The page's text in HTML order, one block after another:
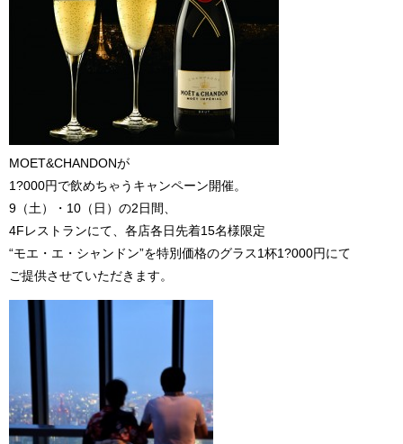
MOET&CHANDONが
1?000円で飲めちゃうキャンペーン開催。
9（土）・10（日）の2日間、
4Fレストランにて、各店各日先着15名様限定
“モエ・エ・シャンドン”を特別価格のグラス1杯1?000円にて
ご提供させていただきます。